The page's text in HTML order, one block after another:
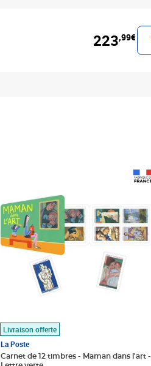
223,99€
Livraison offerte
La Poste
Carnet de 12 timbres - Maman dans l'art -